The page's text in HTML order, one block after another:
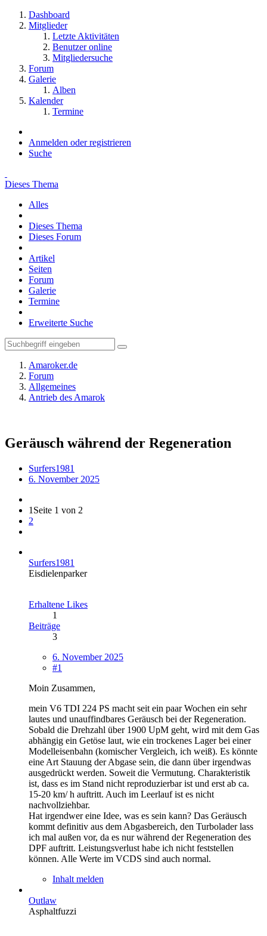
Dashboard
Mitglieder
Letzte Aktivitäten
Benutzer online
Mitgliedersuche
Forum
Galerie
Alben
Kalender
Termine
Anmelden oder registrieren
Suche
Dieses Thema
Alles
Dieses Thema
Dieses Forum
Artikel
Seiten
Forum
Galerie
Termine
Erweiterte Suche
Amaroker.de
Forum
Allgemeines
Antrieb des Amarok
Geräusch während der Regeneration
Surfers1981
6. November 2025
1 Seite 1 von 2
2
Surfers1981
Eisdielenparker
Erhaltene Likes
1
Beiträge
3
6. November 2025
#1
Moin Zusammen,
mein V6 TDI 224 PS macht seit ein paar Wochen ein sehr
lautes und unauffindbares Geräusch bei der Regeneration.
Sobald die Drehzahl über 1900 UpM geht, wird mit dem Gas
abhängig ein Getöse laut, wie ein trockenes Lager bei einer
Modelleisenbahn (komischer Vergleich, ich weiß). Es könnte
eine Art Stauung der Abgase sein, die dann über irgendwas
ausgedrückt werden. Soweit die Vermutung. Charakteristik
ist, dass es im Stand nicht reproduzierbar ist und erst ab ca.
15-20 km/ h auftritt. Auch im Leerlauf ist es nicht
nachvollziehbar.
Hat irgendwer eine Idee, was es sein kann? Das Geräusch
kommt definitiv aus dem Abgasbereich, den Turbolader lass
ich mal außen vor, da es nur während der Regeneration des
DPF auftritt. Leistungsverlust habe ich nicht feststellen
können. Alle Werte im VCDS sind auch normal.
Inhalt melden
Outlaw
Asphaltfuzzi